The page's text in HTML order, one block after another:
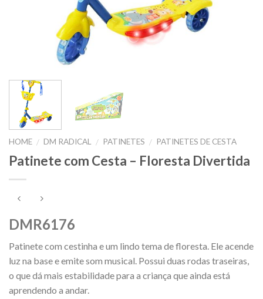
HOME / DM RADICAL / PATINETES / PATINETES DE CESTA
Patinete com Cesta – Floresta Divertida
DMR6176
Patinete com cestinha e um lindo tema de floresta. Ele acende
luz na base e emite som musical. Possui duas rodas traseiras,
o que dá mais estabilidade para a criança que ainda está
aprendendo a andar.